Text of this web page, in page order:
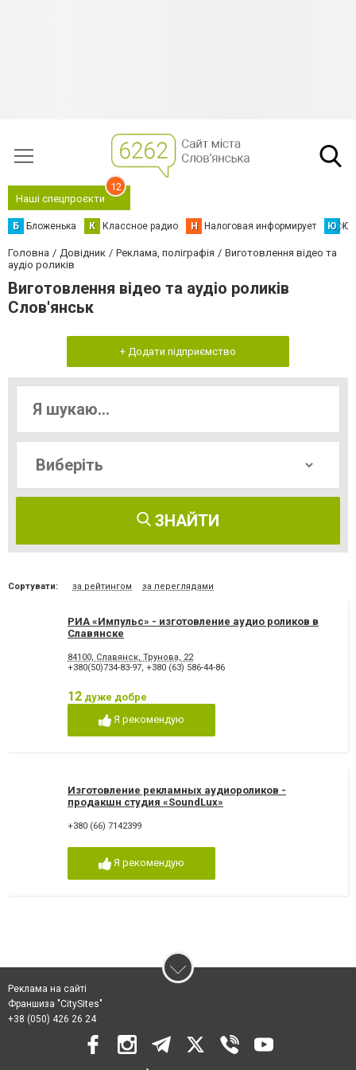
Наші спецпроєкти
12
Б Бложенька К Классное радио Н Налоговая информирует Ю
Головна Довідник Реклама, поліграфія
Виготовлення відео та
аудіо роликів
Виготовлення відео та аудіо роликів
Слов'янськ
+ Додати підприємство
ЗНАЙТИ
Сортувати: за рейтингом за переглядами
РИА «Импульс» - изготовление аудио роликов в
Славянске
84100, Славянск, Трунова, 22
+380(50)734-83-97, +380 (63) 586-44-86
12 дуже добре
Я рекомендую
Изготовление рекламных аудиороликов -
продакшн студия «SoundLux»
+380 (66) 7142399
Я рекомендую
Реклама на сайті
Франшиза "CitySites"
+38 (050) 426 26 24